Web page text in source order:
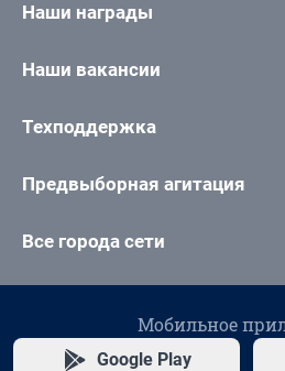
Наши награды
Наши вакансии
Техподдержка
Предвыборная агитация
Все города сети
Мобильное
Google Play